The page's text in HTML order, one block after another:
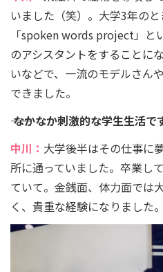
いました（笑）。大学3年の
「spoken words project」と
のアシスタントをすることに
いなどで、一流のモデルさん
できました。
―― なかなか刺激的な学生生活で
中川： 大学後半はその仕事に
所に通っていました。卒業し
ていて。金銭面、体力面では
く、貴重な経験になりました。